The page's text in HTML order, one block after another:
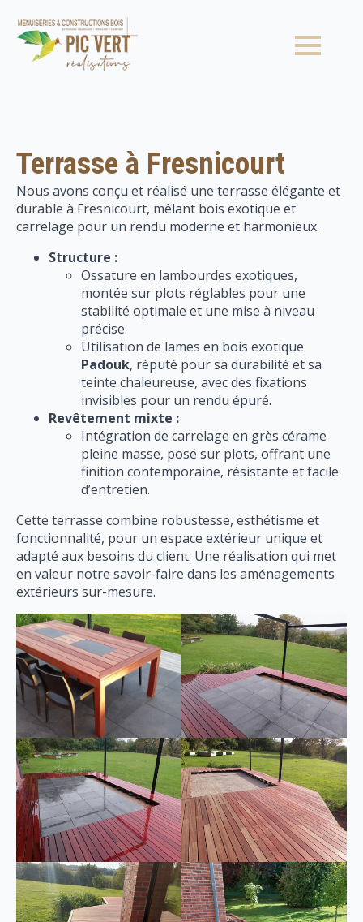
Terrasse à Fresnicourt
Nous avons conçu et réalisé une terrasse élégante et
durable à Fresnicourt, mêlant bois exotique et
carrelage pour un rendu moderne et harmonieux.
Structure :
Ossature en lambourdes exotiques,
montée sur plots réglables pour une
stabilité optimale et une mise à niveau
précise.
Utilisation de lames en bois exotique
Padouk, réputé pour sa durabilité et sa
teinte chaleureuse, avec des fixations
invisibles pour un rendu épuré.
Revêtement mixte :
Intégration de carrelage en grès cérame
pleine masse, posé sur plots, offrant une
finition contemporaine, résistante et facile
d’entretien.
Cette terrasse combine robustesse, esthétisme et
fonctionnalité, pour un espace extérieur unique et
adapté aux besoins du client. Une réalisation qui met
en valeur notre savoir-faire dans les aménagements
extérieurs sur-mesure.